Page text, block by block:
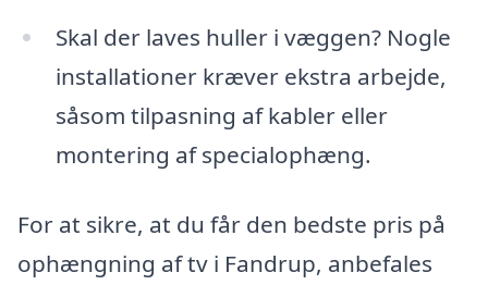
Skal der laves huller i væggen? Nogle
installationer kræver ekstra arbejde,
såsom tilpasning af kabler eller
montering af specialophæng.
For at sikre, at du får den bedste pris på
ophængning af tv i Fandrup, anbefales